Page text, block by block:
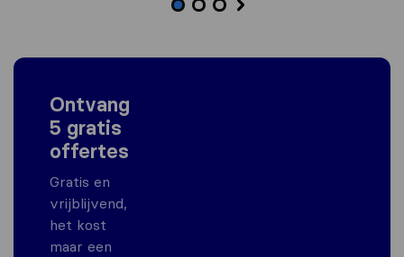
Ontvang
5 gratis
offertes
Gratis en
vrijblijvend,
het kost
maar een